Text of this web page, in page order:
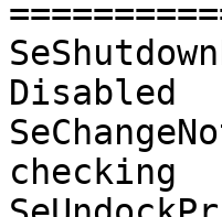
Disabled